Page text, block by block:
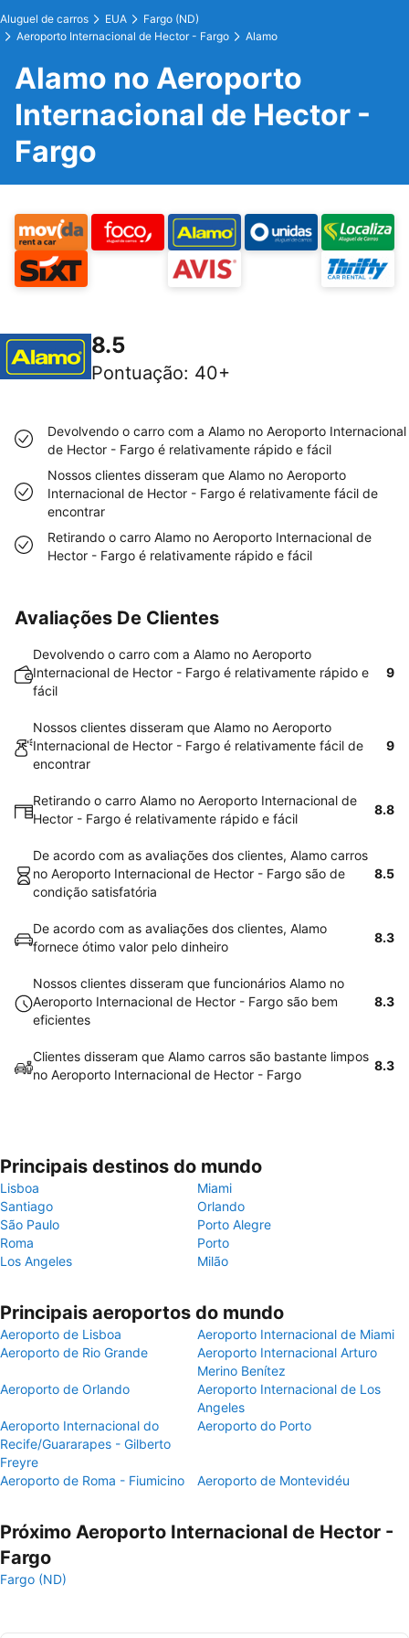
Aluguel de carros EUA
Fargo (ND)
Aeroporto Internacional de Hector - Fargo
Alamo
Alamo no Aeroporto
Internacional de Hector -
Fargo
8.5
Pontuação: 40+
Devolvendo o carro com a Alamo no Aeroporto Internacional
de Hector - Fargo é relativamente rápido e fácil
Nossos clientes disseram que Alamo no Aeroporto
Internacional de Hector - Fargo é relativamente fácil de
encontrar
Retirando o carro Alamo no Aeroporto Internacional de
Hector - Fargo é relativamente rápido e fácil
Avaliações De Clientes
Devolvendo o carro com a Alamo no Aeroporto
Internacional de Hector - Fargo é relativamente rápido e
fácil
9
Nossos clientes disseram que Alamo no Aeroporto
Internacional de Hector - Fargo é relativamente fácil de
encontrar
9
Retirando o carro Alamo no Aeroporto Internacional de
Hector - Fargo é relativamente rápido e fácil
8.8
De acordo com as avaliações dos clientes, Alamo carros
no Aeroporto Internacional de Hector - Fargo são de
condição satisfatória
8.5
De acordo com as avaliações dos clientes, Alamo
fornece ótimo valor pelo dinheiro
8.3
Nossos clientes disseram que funcionários Alamo no
Aeroporto Internacional de Hector - Fargo são bem
eficientes
8.3
Clientes disseram que Alamo carros são bastante limpos
no Aeroporto Internacional de Hector - Fargo
8.3
Principais destinos do mundo
Lisboa
Miami
Santiago
Orlando
São Paulo
Porto Alegre
Roma
Porto
Los Angeles
Milão
Principais aeroportos do mundo
Aeroporto de Lisboa
Aeroporto Internacional de Miami
Aeroporto de Rio Grande
Aeroporto Internacional Arturo
Merino Benítez
Aeroporto de Orlando
Aeroporto Internacional de Los
Angeles
Aeroporto Internacional do
Recife/Guararapes - Gilberto
Freyre
Aeroporto do Porto
Aeroporto de Roma - Fiumicino Aeroporto de Montevidéu
Próximo Aeroporto Internacional de Hector -
Fargo
Fargo (ND)